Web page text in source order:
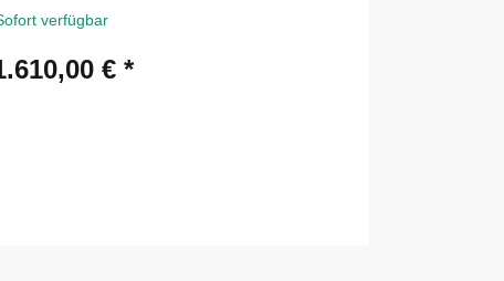
verfügbar
€*